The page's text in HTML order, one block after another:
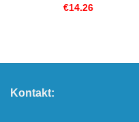
€14.26
Kontakt: